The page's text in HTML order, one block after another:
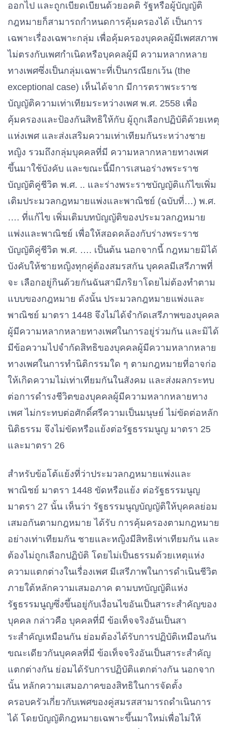
ออกไป และถูกเบียดเบียนด้วยอคติ รัฐหรือผู้บัญญัติ
กฎหมายก็สามารถกําหนดการคุ้มครองได้ เป็นการ
เฉพาะเรื่องเฉพาะกลุ่ม เพื่อคุ้มครองบุคคลผู้มีเพศสภาพ
ไม่ตรงกับเพศกําเนิดหรือบุคคลผู้มี ความหลากหลาย
ทางเพศซึ่งเป็นกลุ่มเฉพาะที่เป็นกรณียกเว้น (the
exceptional case) เห็นได้จาก มีการตราพระราช
บัญญัติความเท่าเทียมระหว่างเพศ พ.ศ. 2558 เพื่อ
คุ้มครองและป้องกันสิทธิให้กับ ผู้ถูกเลือกปฏิบัติด้วยเหตุ
แห่งเพศ และส่งเสริมความเท่าเทียมกันระหว่างชาย
หญิง รวมถึงกลุ่มบุคคลที่มี ความหลากหลายทางเพศ
ขึ้นมาใช้บังคับ และขณะนี้มีการเสนอร่างพระราช
บัญญัติคู่ชีวิต พ.ศ. .. และร่างพระราชบัญญัติแก้ไขเพิ่ม
เติมประมวลกฎหมายแพ่งและพาณิชย์ (ฉบับที่…) พ.ศ.
…. ที่แก้ไข เพิ่มเติมบทบัญญัติของประมวลกฎหมาย
แพ่งและพาณิชย์ เพื่อให้สอดคล้องกับร่างพระราช
บัญญัติคู่ชีวิต พ.ศ. …. เป็นต้น นอกจากนี้ กฎหมายมิได้
บังคับให้ชายหญิงทุกคู่ต้องสมรสกัน บุคคลมีเสรีภาพที่
จะ เลือกอยู่กินด้วยกันฉันสามีภริยาโดยไม่ต้องทําตาม
แบบของกฎหมาย ดังนั้น ประมวลกฎหมายแพ่งและ
พาณิชย์ มาตรา 1448 จึงไม่ได้จํากัดเสรีภาพของบุคคล
ผู้มีความหลากหลายทางเพศในการอยู่ร่วมกัน และมิได้
มีข้อความไปจํากัดสิทธิของบุคคลผู้มีความหลากหลาย
ทางเพศในการทํานิติกรรมใด ๆ ตามกฎหมายที่อาจก่อ
ให้เกิดความไม่เท่าเทียมกันในสังคม และส่งผลกระทบ
ต่อการดํารงชีวิตของบุคคลผู้มีความหลากหลายทาง
เพศ ไม่กระทบต่อศักดิ์ศรีความเป็นมนุษย์ ไม่ขัดต่อหลัก
นิติธรรม จึงไม่ขัดหรือแย้งต่อรัฐธรรมนูญ มาตรา 25
และมาตรา 26
สําหรับข้อโต้แย้งที่ว่าประมวลกฎหมายแพ่งและ
พาณิชย์ มาตรา 1448 ขัดหรือแย้ง ต่อรัฐธรรมนูญ
มาตรา 27 นั้น เห็นว่า รัฐธรรมนูญบัญญัติให้บุคคลย่อม
เสมอกันตามกฎหมาย ได้รับ การคุ้มครองตามกฎหมาย
อย่างเท่าเทียมกัน ชายและหญิงมีสิทธิเท่าเทียมกัน และ
ต้องไม่ถูกเลือกปฏิบัติ โดยไม่เป็นธรรมด้วยเหตุแห่ง
ความแตกต่างในเรื่องเพศ มีเสรีภาพในการดําเนินชีวิต
ภายใต้หลักความเสมอภาค ตามบทบัญญัติแห่ง
รัฐธรรมนูญซึ่งขึ้นอยู่กับเงื่อนไขอันเป็นสาระสําคัญของ
บุคคล กล่าวคือ บุคคลที่มี ข้อเท็จจริงอันเป็นสา
ระสําคัญเหมือนกัน ย่อมต้องได้รับการปฏิบัติเหมือนกัน
ขณะเดียวกันบุคคลที่มี ข้อเท็จจริงอันเป็นสาระสําคัญ
แตกต่างกัน ย่อมได้รับการปฏิบัติแตกต่างกัน นอกจาก
นั้น หลักความเสมอภาคของสิทธิในการจัดตั้ง
ครอบครัวเกี่ยวกับเพศของคู่สมรสสามารถดําเนินการ
ได้ โดยบัญญัติกฎหมายเฉพาะขึ้นมาใหม่เพื่อไม่ให้